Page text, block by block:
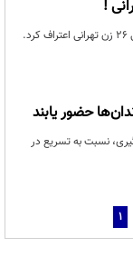
حضور یابند
نسبت به تسریع در
1